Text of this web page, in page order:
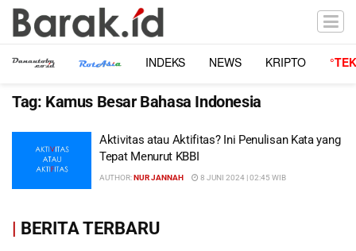
INDEKS NEWS KRIPTO
Tag: Kamus Besar Bahasa Indonesia
Aktivitas atau Aktifitas? Ini Penulisan Kata yang
Tepat Menurut KBBI
AUTHOR:NUR JANNAH 8 JUNI 2024 | 02:45 WIB
| BERITA TERBARU